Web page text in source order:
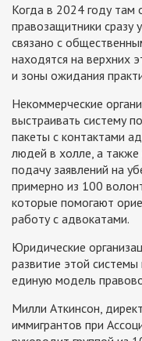
Когда в 2024 году там
правозащитники сразу
связано с
находятся на верхних
и зоны ожидания
Некоммерческие
выстраивать систему
пакеты с контактами
людей в холле, а
подачу заявлений на
примерно из 100
которые помогают
работу с адвокатами.
Юридические
развитие этой
единую модель
Милли Аткинсон,
иммигрантов при